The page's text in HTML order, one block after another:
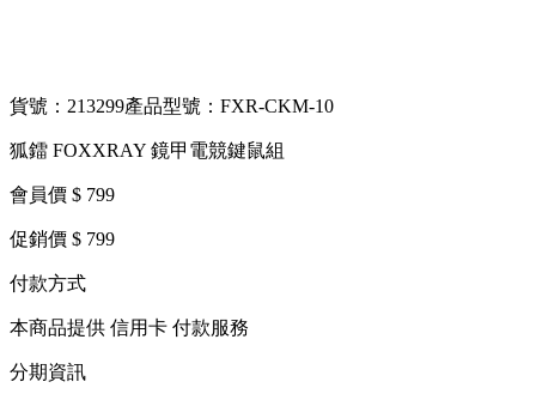
貨號：213299產品型號：FXR-CKM-10
狐鐳 FOXXRAY 鏡甲電競鍵鼠組
會員價 $ 799
促銷價 $ 799
付款方式
本商品提供 信用卡 付款服務
分期資訊